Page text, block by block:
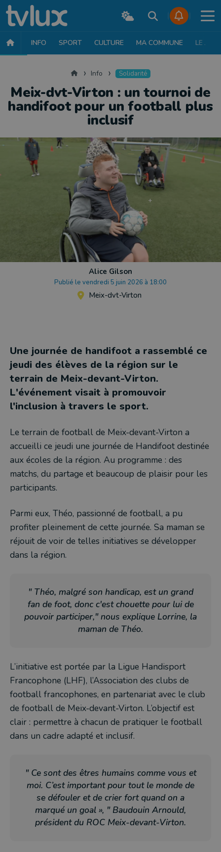
INFO SPORT CULTURE MA COMMUNE LE JT
AccueilInfo Solidarité
Meix-dvt-Virton : un tournoi de
handifoot pour un football plus
inclusif
Alice Gilson
Publié le vendredi 5 juin 2026 à 18:00
Meix-dvt-Virton
Une journée de handifoot a rassemblé ce
jeudi des élèves de la région sur le
terrain de Meix-devant-Virton.
L'événement visait à promouvoir
l'inclusion à travers le sport.
Le terrain de football de Meix-devant-Virton a
accueilli ce jeudi une journée de Handifoot destinée
aux écoles de la région. Au programme : des
matchs, du partage et beaucoup de plaisir pour les
participants.
Parmi eux, Théo, passionné de football, a pu
profiter pleinement de cette journée. Sa maman se
réjouit de voir de telles initiatives se développer
dans la région.
" Théo, malgré son handicap, est un grand
fan de foot, donc c'est chouette pour lui de
pouvoir participer," nous explique Lorrine, la
maman de Théo.
L’initiative est portée par la Ligue Handisport
Francophone (LHF), l’Association des clubs de
football francophones, en partenariat avec le club
de football de Meix-devant-Virton. L’objectif est
clair : permettre à chacun de pratiquer le football
dans un cadre adapté et inclusif.
" Ce sont des êtres humains comme vous et
moi. C’est important pour tout le monde de
se défouler et de crier fort quand on a
marqué un goal », " Baudouin Arnould,
président du ROC Meix-devant-Virton.